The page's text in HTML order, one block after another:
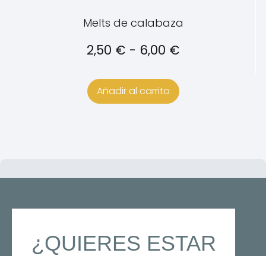
Melts de calabaza
2,50 € - 6,00 €Rango
precios:
Añadir al carrito
página
producto
¿QUIERES ESTAR